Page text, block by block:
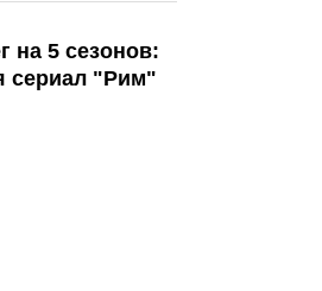
на 5 сезонов:
сериал "Рим"